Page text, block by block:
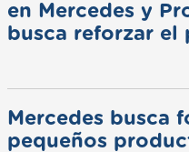
en Mercedes y
busca reforzar el
Mercedes busca
pequeños